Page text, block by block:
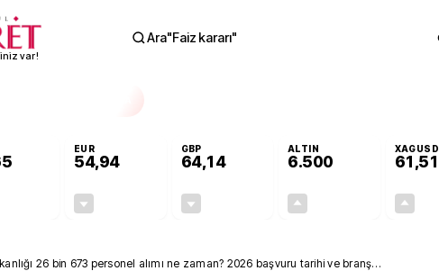
var!
Ara"Faiz kararı"
EUR
54,94
GBP
64,14
ALTIN
6.500
XAGUSD
61,51
26 bin 673 personel alımı ne zaman? 2026 başvuru tarihi ve branş